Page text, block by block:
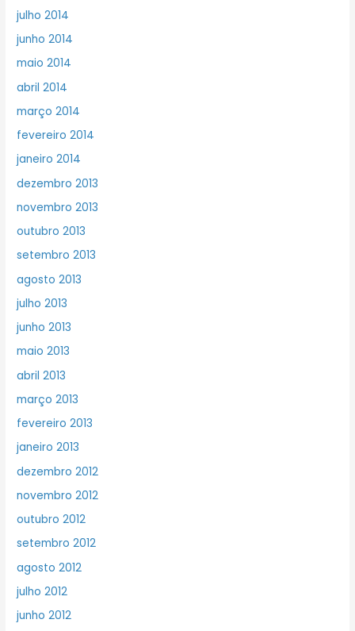
julho 2014
junho 2014
maio 2014
abril 2014
março 2014
fevereiro 2014
janeiro 2014
dezembro 2013
novembro 2013
outubro 2013
setembro 2013
agosto 2013
julho 2013
junho 2013
maio 2013
abril 2013
março 2013
fevereiro 2013
janeiro 2013
dezembro 2012
novembro 2012
outubro 2012
setembro 2012
agosto 2012
julho 2012
junho 2012